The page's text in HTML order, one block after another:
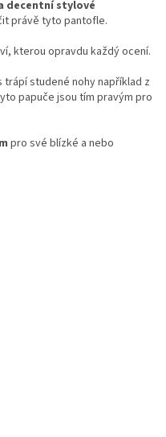
decentní stylové
právě tyto pantofle.
kterou opravdu každý ocení.
studené nohy například z
papuče jsou tím pravým pro
pro své blízké a nebo